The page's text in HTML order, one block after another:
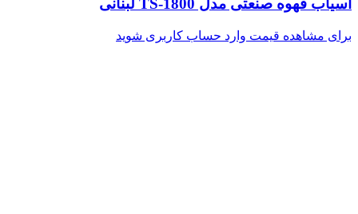
آسیاب قهوه صنعتی مدل TS-1800 لبنانی
برای مشاهده قیمت وارد حساب کاربری شوید